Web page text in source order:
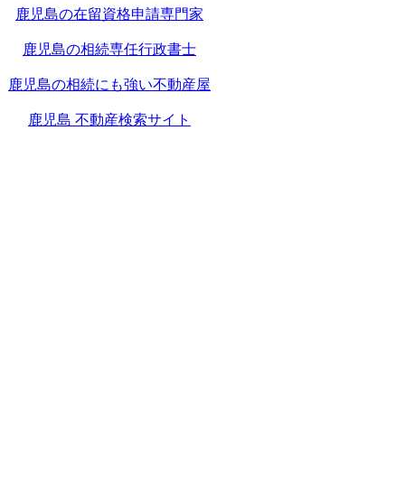
鹿児島の在留資格申請専門家
鹿児島の相続専任行政書士
鹿児島の相続にも強い不動産屋
鹿児島 不動産検索サイト